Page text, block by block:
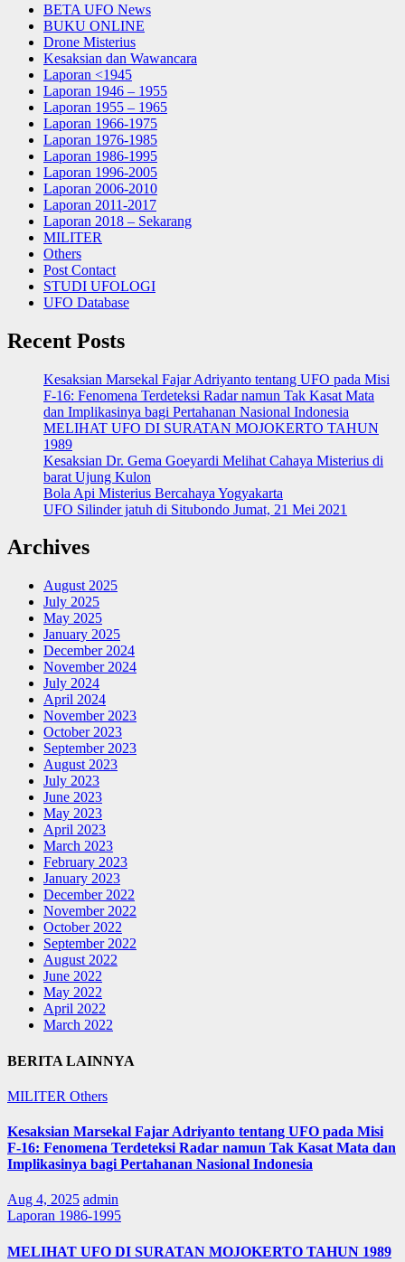
BETA UFO News
BUKU ONLINE
Drone Misterius
Kesaksian dan Wawancara
Laporan <1945
Laporan 1946 – 1955
Laporan 1955 – 1965
Laporan 1966-1975
Laporan 1976-1985
Laporan 1986-1995
Laporan 1996-2005
Laporan 2006-2010
Laporan 2011-2017
Laporan 2018 – Sekarang
MILITER
Others
Post Contact
STUDI UFOLOGI
UFO Database
Recent Posts
Kesaksian Marsekal Fajar Adriyanto tentang UFO pada Misi
F-16: Fenomena Terdeteksi Radar namun Tak Kasat Mata
dan Implikasinya bagi Pertahanan Nasional Indonesia
MELIHAT UFO DI SURATAN MOJOKERTO TAHUN
1989
Kesaksian Dr. Gema Goeyardi Melihat Cahaya Misterius di
barat Ujung Kulon
Bola Api Misterius Bercahaya Yogyakarta
UFO Silinder jatuh di Situbondo Jumat, 21 Mei 2021
Archives
August 2025
July 2025
May 2025
January 2025
December 2024
November 2024
July 2024
April 2024
November 2023
October 2023
September 2023
August 2023
July 2023
June 2023
May 2023
April 2023
March 2023
February 2023
January 2023
December 2022
November 2022
October 2022
September 2022
August 2022
June 2022
May 2022
April 2022
March 2022
BERITA LAINNYA
MILITER Others
Kesaksian Marsekal Fajar Adriyanto tentang UFO pada Misi
F-16: Fenomena Terdeteksi Radar namun Tak Kasat Mata dan
Implikasinya bagi Pertahanan Nasional Indonesia
Aug 4, 2025 admin
Laporan 1986-1995
MELIHAT UFO DI SURATAN MOJOKERTO TAHUN 1989